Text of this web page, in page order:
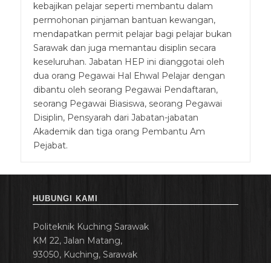
kebajikan pelajar seperti membantu dalam
permohonan pinjaman bantuan kewangan,
mendapatkan permit pelajar bagi pelajar bukan
Sarawak dan juga memantau disiplin secara
keseluruhan. Jabatan HEP ini dianggotai oleh
dua orang Pegawai Hal Ehwal Pelajar dengan
dibantu oleh seorang Pegawai Pendaftaran,
seorang Pegawai Biasiswa, seorang Pegawai
Disiplin, Pensyarah dari Jabatan-jabatan
Akademik dan tiga orang Pembantu Am
Pejabat.
HUBUNGI KAMI
Politeknik Kuching Sarawak
KM 22, Jalan Matang,
93050, Kuching, Sarawak